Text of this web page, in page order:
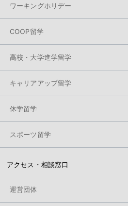
ワーキングホリデー
COOP留学
高校・大学進学留学
キャリアアップ留学
休学留学
スポーツ留学
アクセス・相談窓口
運営団体